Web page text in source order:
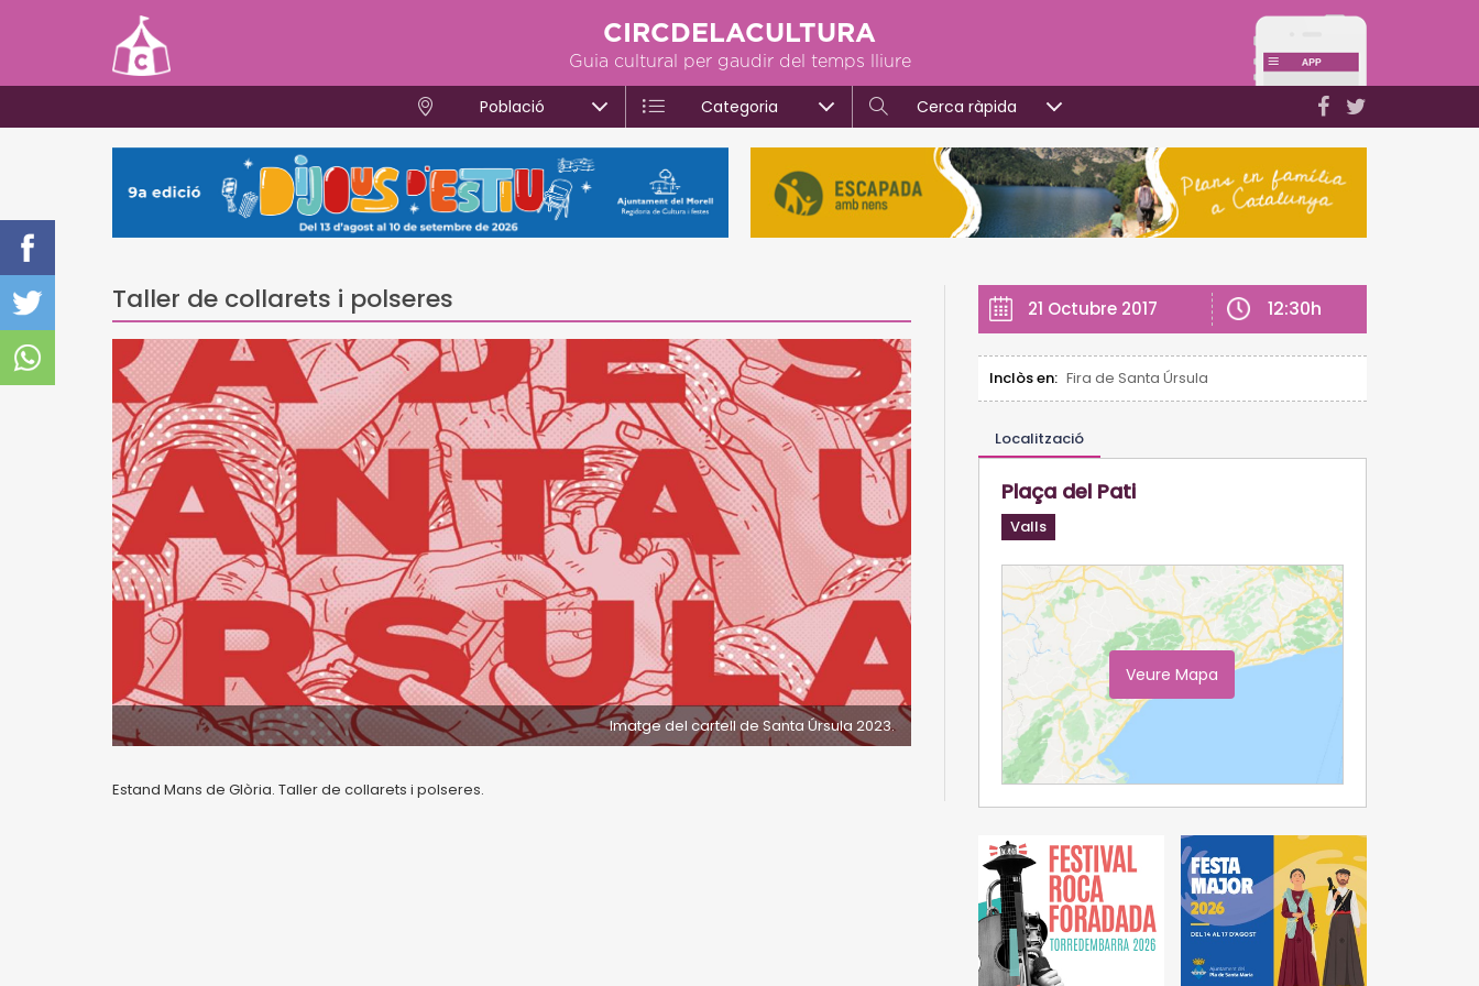
CIRCDELACULTURA
Guia cultural per gaudir del temps lliure
Població Categoria Cerca ràpida
Taller de collarets i polseres
Imatge del cartell de Santa Úrsula 2023.
Estand Mans de Glòria. Taller de collarets i polseres.
21 Octubre 2017 12:30h
Inclòs en: Fira de Santa Úrsula
Localització
Plaça del Pati
Valls
Veure Mapa